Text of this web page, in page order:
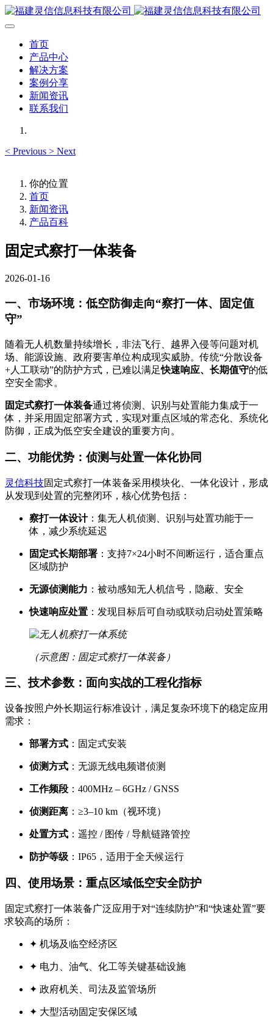
首页
产品中心
解决方案
案例分享
新闻资讯
联系我们
< Previous > Next
你的位置
首页
新闻资讯
产品百科
固定式察打一体装备
2026-01-16
一、市场环境：低空防御走向“察打一体、固定值
守”
随着无人机数量持续增长，非法飞行、越界入侵等问题对机
场、能源设施、政府要害单位构成现实威胁。传统“分散设备
+人工联动”的防护方式，已难以满足快速响应、长期值守的低
空安全需求。
固定式察打一体装备通过将侦测、识别与处置能力集成于一
体，并采用固定部署方式，实现对重点区域的常态化、系统化
防御，正成为低空安全建设的重要方向。
二、功能优势：侦测与处置一体化协同
灵信科技固定式察打一体装备采用模块化、一体化设计，形成
从发现到处置的完整闭环，核心优势包括：
察打一体设计：集无人机侦测、识别与处置功能于一
体，减少系统延迟
固定式长期部署 ：支持7×24小时不间断运行，适合重点
区域防护
无源侦测能力 ：被动感知无人机信号，隐蔽、安全
快速响应处置 ：发现目标后可自动或联动启动处置策略
（示意图：固定式察打一体装备）
三、技术参数：面向实战的工程化指标
设备按照户外长期运行标准设计，满足复杂环境下的稳定应用
需求：
部署方式 ：固定式安装
侦测方式 ：无源无线电频谱侦测
工作频段 ：400MHz – 6GHz / GNSS
侦测距离 ：≥3–10 km（视环境）
处置方式 ：遥控 / 图传 / 导航链路管控
防护等级 ：IP65，适用于全天候运行
四、使用场景：重点区域低空安全防护
固定式察打一体装备广泛应用于对“连续防护”和“快速处置”要
求较高的场所：
✦ 机场及临空经济区
✦ 电力、油气、化工等关键基础设施
✦ 政府机关、司法及监管场所
✦ 大型活动固定安保区域